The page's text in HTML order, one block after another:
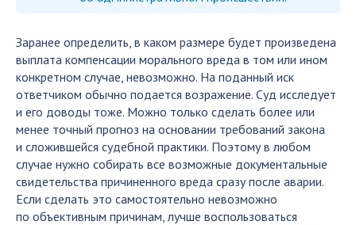
Заранее определить, в каком размере будет произведена
выплата компенсации морального вреда в том или ином
конкретном случае, невозможно. На поданный иск
ответчиком обычно подается возражение. Суд исследует
и его доводы тоже. Можно только сделать более или
менее точный прогноз на основании требований закона
и сложившейся судебной практики. Поэтому в любом
случае нужно собирать все возможные документальные
свидетельства причиненного вреда сразу после аварии.
Если сделать это самостоятельно невозможно
по объективным причинам, лучше воспользоваться